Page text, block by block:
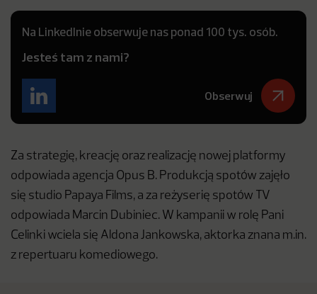
Na LinkedInie obserwuje nas ponad 100 tys. osób.
Jesteś tam z nami?
Obserwuj
Za strategię, kreację oraz realizację nowej platformy
odpowiada agencja Opus B. Produkcją spotów zajęło
się studio Papaya Films, a za reżyserię spotów TV
odpowiada Marcin Dubiniec. W kampanii w rolę Pani
Celinki wciela się Aldona Jankowska, aktorka znana m.in.
z repertuaru komediowego.